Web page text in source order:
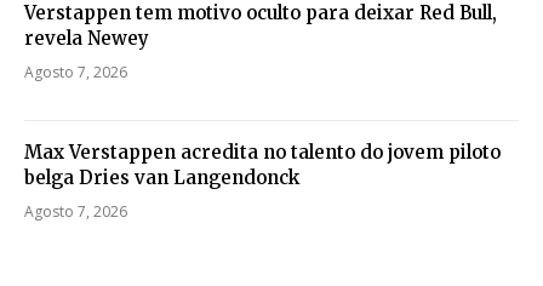
Verstappen tem motivo oculto para deixar Red Bull,
revela Newey
Agosto 7, 2026
Max Verstappen acredita no talento do jovem piloto
belga Dries van Langendonck
Agosto 7, 2026